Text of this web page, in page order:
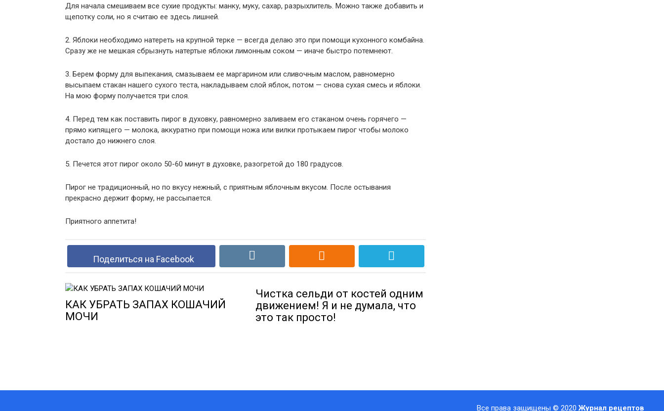
Для начала смешиваем все сухие продукты: манку, муку, сахар, разрыхлитель. Можно также добавить и
щепотку соли, но я считаю ее здесь лишней.
2. Яблоки необходимо натереть на крупной терке — всегда делаю это при помощи кухонного комбайна.
Сразу же не мешкая сбрызнуть натертые яблоки лимонным соком — иначе быстро потемнеют.
3. Берем форму для выпекания, смазываем ее маргарином или сливочным маслом, равномерно
высыпаем стакан нашего сухого теста, накладываем слой яблок, потом — снова сухая смесь и яблоки.
На мою форму получается три слоя.
4. Перед тем как поставить пирог в духовку, равномерно заливаем его стаканом очень горячего —
прямо кипящего — молока, аккуратно при помощи ножа или вилки протыкаем пирог чтобы молоко
достало до нижнего слоя.
5. Печется этот пирог около 50-60 минут в духовке, разогретой до 180 градусов.
Пирог не традиционный, но по вкусу нежный, с приятным яблочным вкусом. После остывания
прекрасно держит форму, не рассыпается.
Приятного аппетита!
Поделиться на Facebook
КАК УБРАТЬ ЗАПАХ КОШАЧИЙ
МОЧИ
Чистка сельди от костей одним
движением! Я и не думала, что
это так просто!
Все права защищены © 2020Журнал рецептов